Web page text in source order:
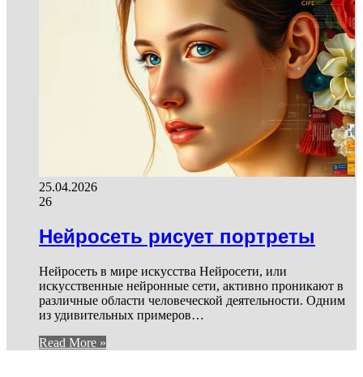
25.04.2026
26
Нейросеть рисует портреты
Нейросеть в мире искусства Нейросети, или
искусственные нейронные сети, активно проникают в
различные области человеческой деятельности. Одним
из удивительных примеров…
Read More »